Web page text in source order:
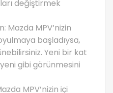
değiştirmek
Mazda MPV’nizin
başladıysa,
Yeni bir kat
gibi görünmesini
MPV’nizin içi